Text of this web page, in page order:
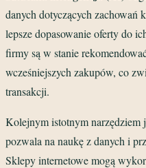
danych dotyczących
lepsze dopasowanie oferty do
firmy są w stanie
wcześniejszych zakupów, co
transakcji.
Kolejnym istotnym narzędziem
pozwala na naukę z danych i
Sklepy internetowe mogą